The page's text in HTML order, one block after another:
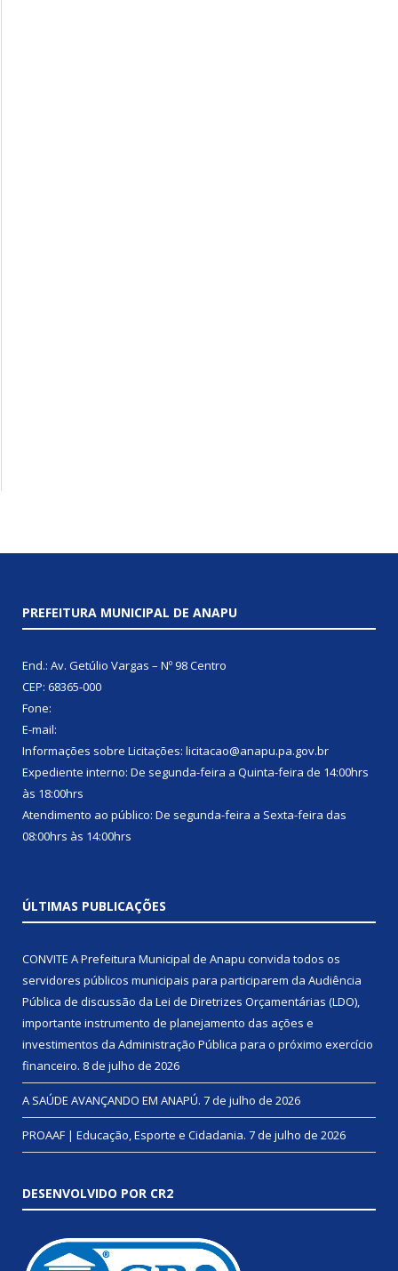
PREFEITURA MUNICIPAL DE ANAPU
End.: Av. Getúlio Vargas – Nº 98 Centro
CEP: 68365-000
Fone:
E-mail:
Informações sobre Licitações: licitacao@anapu.pa.gov.br
Expediente interno: De segunda-feira a Quinta-feira de 14:00hrs
às 18:00hrs
Atendimento ao público: De segunda-feira a Sexta-feira das
08:00hrs às 14:00hrs
ÚLTIMAS PUBLICAÇÕES
CONVITE A Prefeitura Municipal de Anapu convida todos os
servidores públicos municipais para participarem da Audiência
Pública de discussão da Lei de Diretrizes Orçamentárias (LDO),
importante instrumento de planejamento das ações e
investimentos da Administração Pública para o próximo exercício
financeiro. 8 de julho de 2026
A SAÚDE AVANÇANDO EM ANAPÚ. 7 de julho de 2026
PROAAF | Educação, Esporte e Cidadania. 7 de julho de 2026
DESENVOLVIDO POR CR2